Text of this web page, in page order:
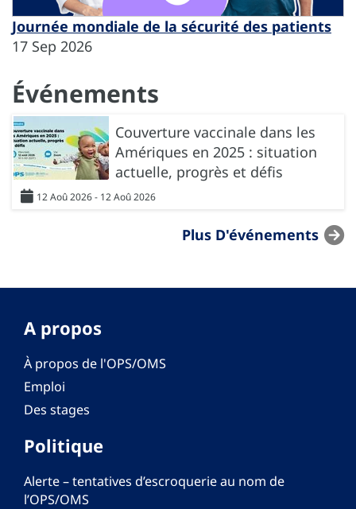
Journée mondiale de la sécurité des patients
17 Sep 2026
Événements
Couverture vaccinale dans les
Amériques en 2025 : situation
actuelle, progrès et défis
12 Aoû 2026 - 12 Aoû 2026
Plus D'événements
A propos
À propos de l'OPS/OMS
Emploi
Des stages
Politique
Alerte – tentatives d’escroquerie au nom de
l’OPS/OMS